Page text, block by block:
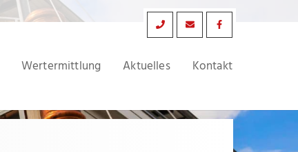
Wertermittlung Aktuelles Kontakt